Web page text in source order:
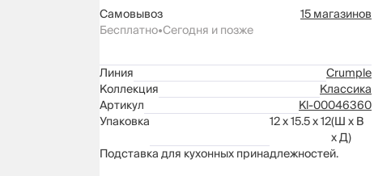
Самовывоз
15 магазинов
Бесплатно•Сегодня и позже
Линия
Crumple
Коллекция
Классика
Артикул
Kl-00046360
Упаковка
12 x 15.5 x 12(Ш x В
x Д)
Подставка для кухонных принадлежностей.